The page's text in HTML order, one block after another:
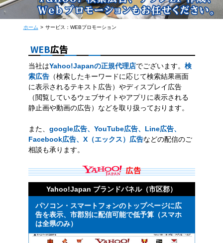
ホーム サービス：WEBプロモーション
WEB広告
当社はYahoo!Japanの正規代理店でございます。 検
索広告（検索したキーワードに応じて検索結果画面
に表示されるテキスト広告）やディスプレイ広告
（閲覧しているウェブサイトやアプリに表示される
静止画や動画の広告）などを取り扱っております。
また、 google広告、YouTube広告、Line広告、
Facebook広告、X（エックス）広告などの配信のご
相談も承ります。
Yahoo!Japan ブランドパネル（市区郡）
パソコン・スマートフォンのトップページに広
告を表示、市郡別に配信可能で低予算（スマホ
は全県のみ）